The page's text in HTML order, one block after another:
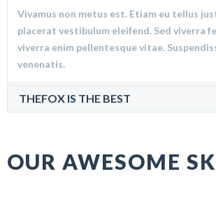
Vivamus non metus est. Etiam eu tellus
placerat vestibulum eleifend. Sed viverra
viverra enim pellentesque vitae.
venenatis.
THEFOX IS THE BEST
OUR AWESOME